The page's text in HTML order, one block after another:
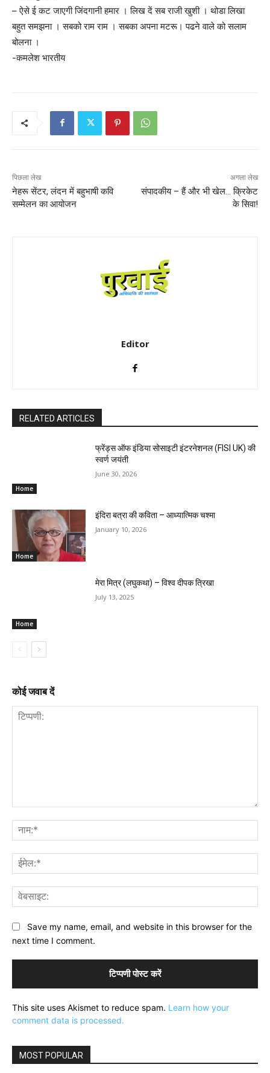
– ऐसे ई कट जाएगी जिंदगानी हमार । लिख दें सब राजी खुशी । थोडा लिखा
बहुत समझना । सबको राम राम । सबका अपना मटरू। पढने वाले को सलाम
बोलना ।
-कमलेश भारतीय
पिछला लेख
नेहरू सेंटर, लंदन में बहुभाषी कवि
सम्मेलन का आयोजन
अगला लेख
संपादकीय – हैं और भी खेल… क्रिकेट
के सिवा!
Editor
RELATED ARTICLES
Home
फ्रेंड्स ऑफ इंडिया सोसाइटी इंटरनेशनल (FISI UK) की
स्वर्ण जयंती
June 30, 2026
Home
इंदिरा बत्रा की कविता – आध्यात्मिक चश्मा
January 10, 2026
Home
मेरा मित्र (लघुकथा) – विश्व दीपक त्रिखा
July 13, 2025
कोई जवाब दें
Save my name, email, and website in this browser for the
next time I comment.
This site uses Akismet to reduce spam. Learn how your
comment data is processed.
MOST POPULAR